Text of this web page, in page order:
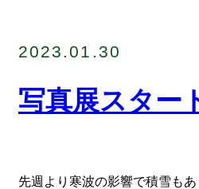
2023.01.30
写真展スター
先週より寒波の影響で積雪も